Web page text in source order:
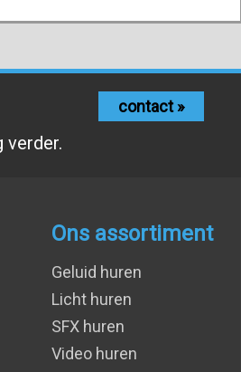
verder.
contact »
Ons assortiment
Geluid huren
Licht huren
SFX huren
Video huren